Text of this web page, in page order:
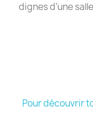
dignes d’une
Pour découvrir